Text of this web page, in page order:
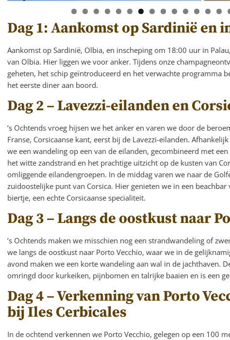
Dag 1: Aankomst op Sardinië en
Aankomst op Sardinië, Olbia, en inscheping om 18:00 uur in
van Olbia. Hier liggen we voor anker. Tijdens onze
geheten, het schip geïntroduceerd en het verwachte programma
het eerste diner aan boord.
Dag 2 – Lavezzi-eilanden en
’s Ochtends vroeg hijsen we het anker en varen we door de
Franse, Corsicaanse kant, eerst bij de Lavezzi-eilanden.
we een wandeling op een van de eilanden, gecombineerd met
het witte zandstrand en het prachtige uitzicht op de kusten van
omliggende eilandengroepen. In de middag varen we naar de
zuidoostelijke punt van Corsica. Hier genieten we in een
biertje, een echte Corsicaanse specialiteit.
Dag 3 – Langs de oostkust naar
’s Ochtends maken we misschien nog een strandwandeling of
we langs de oostkust naar Porto Vecchio, waar we in de
avond maken we een korte wandeling aan wal in de jachthaven.
omringd door kurkeiken, pijnbomen en talrijke baaien en is een
Dag 4 – Verkenning van Porto
bij Iles Cerbicales
In de ochtend verkennen we Porto Vecchio, gelegen op een 100